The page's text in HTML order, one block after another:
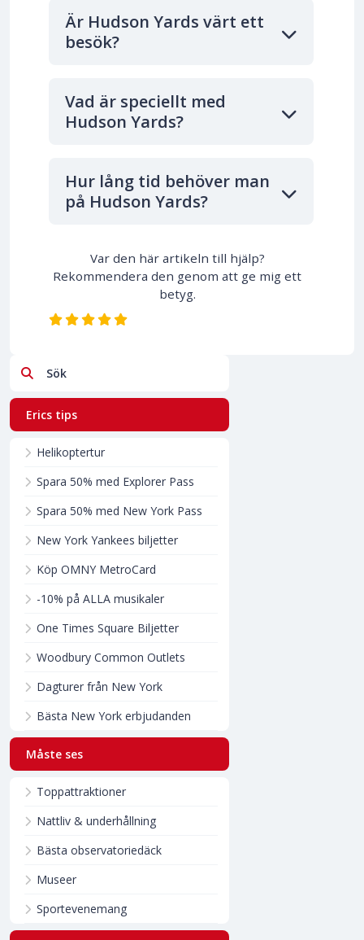
Är Hudson Yards värt ett
besök?
Vad är speciellt med
Hudson Yards?
Hur lång tid behöver man
på Hudson Yards?
Var den här artikeln till hjälp?
Rekommendera den genom att ge mig ett
betyg.
Sök
Erics tips
Helikoptertur
Spara 50% med Explorer Pass
Spara 50% med New York Pass
New York Yankees biljetter
Köp OMNY MetroCard
-10% på ALLA musikaler
One Times Square Biljetter
Woodbury Common Outlets
Dagturer från New York
Bästa New York erbjudanden
Måste ses
Toppattraktioner
Nattliv & underhållning
Bästa observatoriedäck
Museer
Sportevenemang